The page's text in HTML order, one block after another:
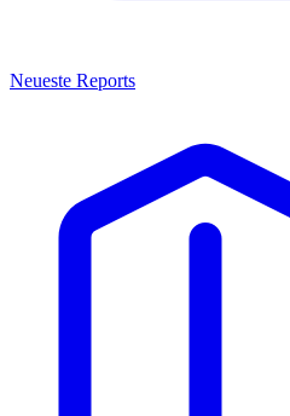
Neueste Reports